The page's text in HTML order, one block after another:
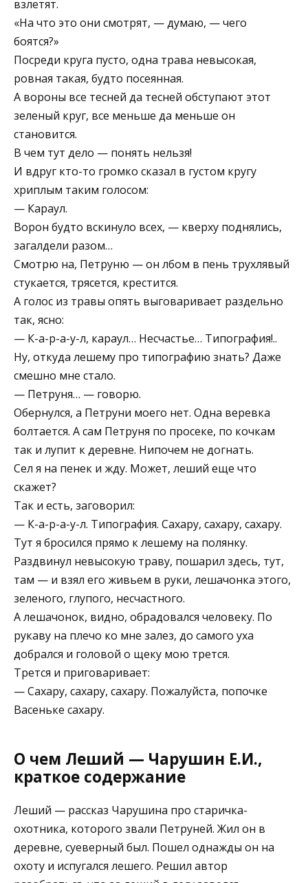
взлетят.
«На что это они смотрят, — думаю, — чего
боятся?»
Посреди круга пусто, одна трава невысокая,
ровная такая, будто посеянная.
А вороны все тесней да тесней обступают этот
зеленый круг, все меньше да меньше он
становится.
В чем тут дело — понять нельзя!
И вдруг кто-то громко сказал в густом кругу
хриплым таким голосом:
— Караул.
Ворон будто вскинуло всех, — кверху поднялись,
загалдели разом…
Смотрю на, Петруню — он лбом в пень трухлявый
стукается, трясется, крестится.
А голос из травы опять выговаривает раздельно
так, ясно:
— К-а-р-а-у-л, караул… Несчастье… Типография!..
Ну, откуда лешему про типографию знать? Даже
смешно мне стало.
— Петруня… — говорю.
Обернулся, а Петруни моего нет. Одна веревка
болтается. А сам Петруня по просеке, по кочкам
так и лупит к деревне. Нипочем не догнать.
Сел я на пенек и жду. Может, леший еще что
скажет?
Так и есть, заговорил:
— К-а-р-а-у-л. Типография. Сахару, сахару, сахару.
Тут я бросился прямо к лешему на полянку.
Раздвинул невысокую траву, пошарил здесь, тут,
там — и взял его живьем в руки, лешачонка этого,
зеленого, глупого, несчастного.
А лешачонок, видно, обрадовался человеку. По
рукаву на плечо ко мне залез, до самого уха
добрался и головой о щеку мою трется.
Трется и приговаривает:
— Сахару, сахару, сахару. Пожалуйста, попочке
Васеньке сахару.
О чем Леший — Чарушин Е.И.,
краткое содержание
Леший — рассказ Чарушина про старичка-
охотника, которого звали Петруней. Жил он в
деревне, суеверный был. Пошел однажды он на
охоту и испугался лешего. Решил автор